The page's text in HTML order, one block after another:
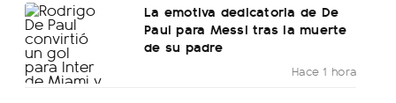
La emotiva dedicatoria de De
Paul para Messi tras la muerte
de su padre
Hace 1 hora